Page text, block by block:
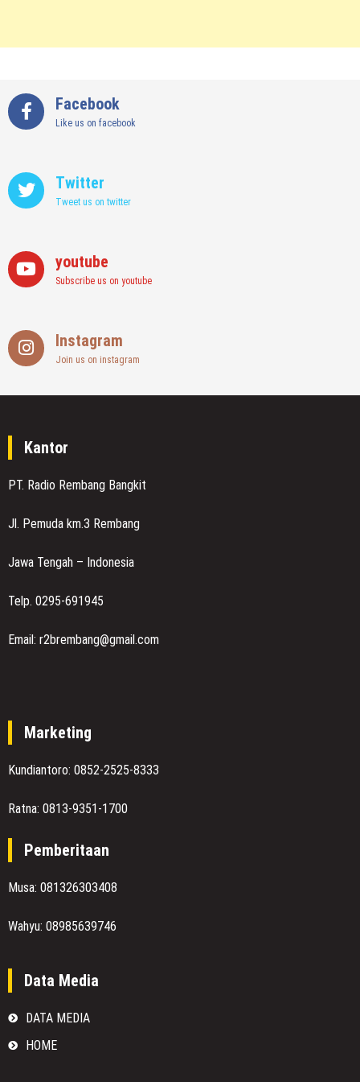
Facebook
Like us on facebook
Twitter
Tweet us on twitter
youtube
Subscribe us on youtube
Instagram
Join us on instagram
Kantor
PT. Radio Rembang Bangkit
Jl. Pemuda km.3 Rembang
Jawa Tengah – Indonesia
Telp. 0295-691945
Email: r2brembang@gmail.com
Marketing
Kundiantoro: 0852-2525-8333
Ratna: 0813-9351-1700
Pemberitaan
Musa: 081326303408
Wahyu: 08985639746
Data Media
DATA MEDIA
HOME